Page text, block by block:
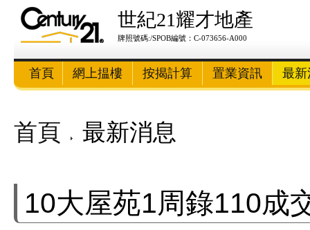
世紀21耀才地產
牌照號碼:/SPOB編號：C-073656-A000
首頁 網上揾樓 按揭計算 置業資訊 最新
首頁 最新消息
10大屋苑1周錄110成